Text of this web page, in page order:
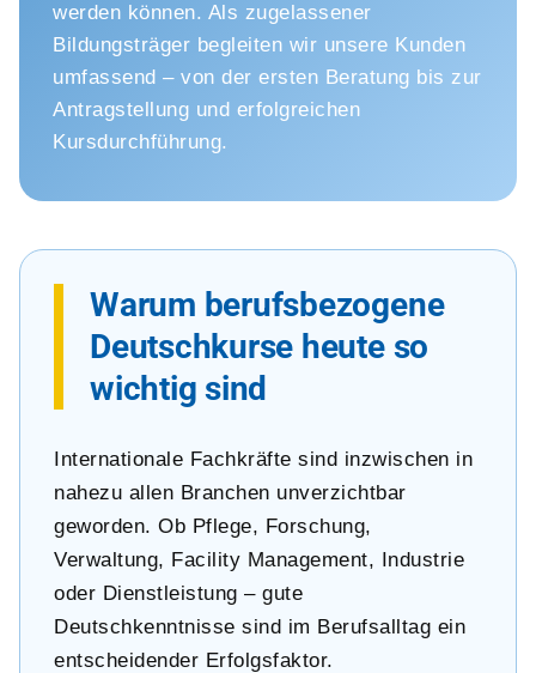
werden können. Als zugelassener
Bildungsträger begleiten wir unsere Kunden
umfassend – von der ersten Beratung bis zur
Antragstellung und erfolgreichen
Kursdurchführung.
Warum berufsbezogene
Deutschkurse heute so
wichtig sind
Internationale Fachkräfte sind inzwischen in
nahezu allen Branchen unverzichtbar
geworden. Ob Pflege, Forschung,
Verwaltung, Facility Management, Industrie
oder Dienstleistung – gute
Deutschkenntnisse sind im Berufsalltag ein
entscheidender Erfolgsfaktor.